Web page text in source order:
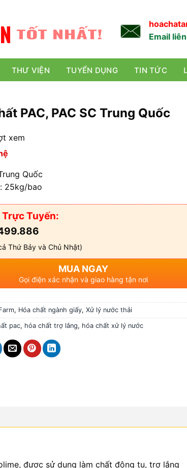
N TỐT NHẤT!
Email
THƯ VIỆN TUYỂN DỤNG TIN TỨC
PAC, PAC SC Trung Quốc
xem
Quốc
25kg/bao
Trực Tuyến:
Thứ Bảy và Chủ Nhật)
MUA NGAY
Gọi điện xác nhận và giao hàng tận nơi
, Hóa chất ngành giấy, Xử lý nước thải
pac, hóa chất trợ lắng, hóa chất xử lý nước
được sử dụng làm chất đông tụ, trợ lắng